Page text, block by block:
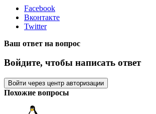
Facebook
Вконтакте
Twitter
Ваш ответ на вопрос
Войдите, чтобы написать ответ
Войти через центр авторизации
Похожие вопросы